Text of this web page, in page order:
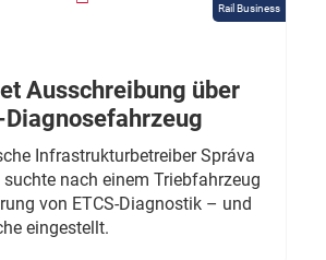
Rail Business
Ausschreibung über
Diagnosefahrzeug
Infrastrukturbetreiber Správa
nach einem Triebfahrzeug
von ETCS-Diagnostik – und
eingestellt.